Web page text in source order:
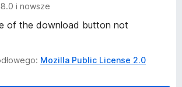
i nowsze
of the download button not
Mozilla Public License 2.0